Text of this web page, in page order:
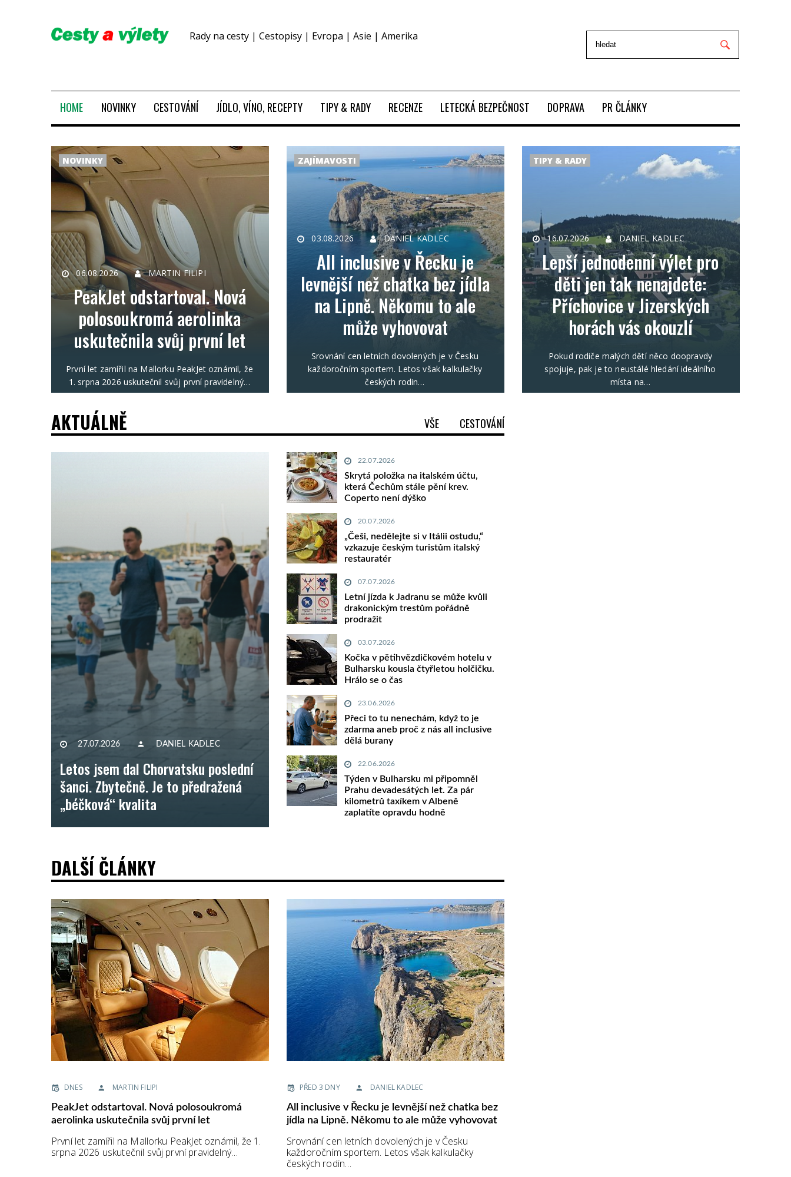
Rady na cesty | Cestopisy | Evropa | Asie | Amerika
HOME NOVINKY CESTOVÁNÍ JÍDLO, VÍNO, RECEPTY TIPY & RADY RECENZE LETECKÁ BEZPEČNOST DOPRAVA PR ČLÁNKY
NOVINKY
06.08.2026 MARTIN FILIPI
PeakJet odstartoval. Nová
polosoukromá aerolinka
uskutečnila svůj první let
První let zamířil na Mallorku PeakJet oznámil, že
1. srpna 2026 uskutečnil svůj první pravidelný…
ZAJÍMAVOSTI
03.08.2026 DANIEL KADLEC
All inclusive v Řecku je
levnější než chatka bez jídla
na Lipně. Někomu to ale
může vyhovovat
Srovnání cen letních dovolených je v Česku
každoročním sportem. Letos však kalkulačky
českých rodin…
TIPY & RADY
16.07.2026 DANIEL KADLEC
Lepší jednodenní výlet pro
děti jen tak nenajdete:
Příchovice v Jizerských
horách vás okouzlí
Pokud rodiče malých dětí něco doopravdy
spojuje, pak je to neustálé hledání ideálního
místa na…
AKTUÁLNĚ VŠE CESTOVÁNÍ
27.07.2026 DANIEL KADLEC
Letos jsem dal Chorvatsku poslední
šanci. Zbytečně. Je to předražená
„béčková“ kvalita
22.07.2026
Skrytá položka na italském účtu,
která Čechům stále pění krev.
Coperto není dýško
20.07.2026
„Češi, nedělejte si v Itálii ostudu,“
vzkazuje českým turistům italský
restauratér
07.07.2026
Letní jízda k Jadranu se může kvůli
drakonickým trestům pořádně
prodražit
03.07.2026
Kočka v pětihvězdičkovém hotelu v
Bulharsku kousla čtyřletou holčičku.
Hrálo se o čas
23.06.2026
Přeci to tu nenechám, když to je
zdarma aneb proč z nás all inclusive
dělá burany
22.06.2026
Týden v Bulharsku mi připomněl
Prahu devadesátých let. Za pár
kilometrů taxíkem v Albeně
zaplatíte opravdu hodně
DALŠÍ ČLÁNKY
DNES MARTIN FILIPI
PeakJet odstartoval. Nová polosoukromá
aerolinka uskutečnila svůj první let
První let zamířil na Mallorku PeakJet oznámil, že 1.
srpna 2026 uskutečnil svůj první pravidelný…
PŘED 3 DNY DANIEL KADLEC
All inclusive v Řecku je levnější než chatka bez
jídla na Lipně. Někomu to ale může vyhovovat
Srovnání cen letních dovolených je v Česku
každoročním sportem. Letos však kalkulačky
českých rodin…